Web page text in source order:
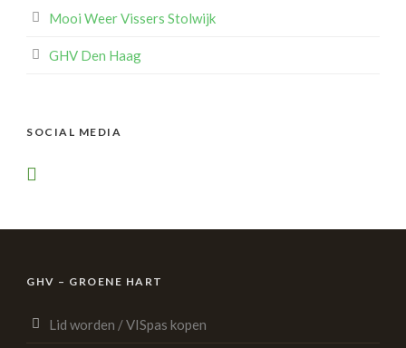
Mooi Weer Vissers Stolwijk
GHV Den Haag
SOCIAL MEDIA
GHV – GROENE HART
Lid worden / VISpas kopen